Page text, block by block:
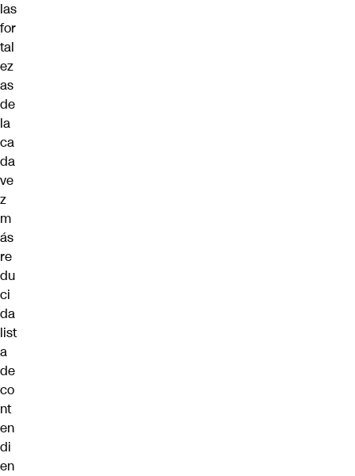
las
for
tal
ez
as
de
la
ca
da
ve
z
m
ás
re
du
ci
da
list
a
de
co
nt
en
di
en